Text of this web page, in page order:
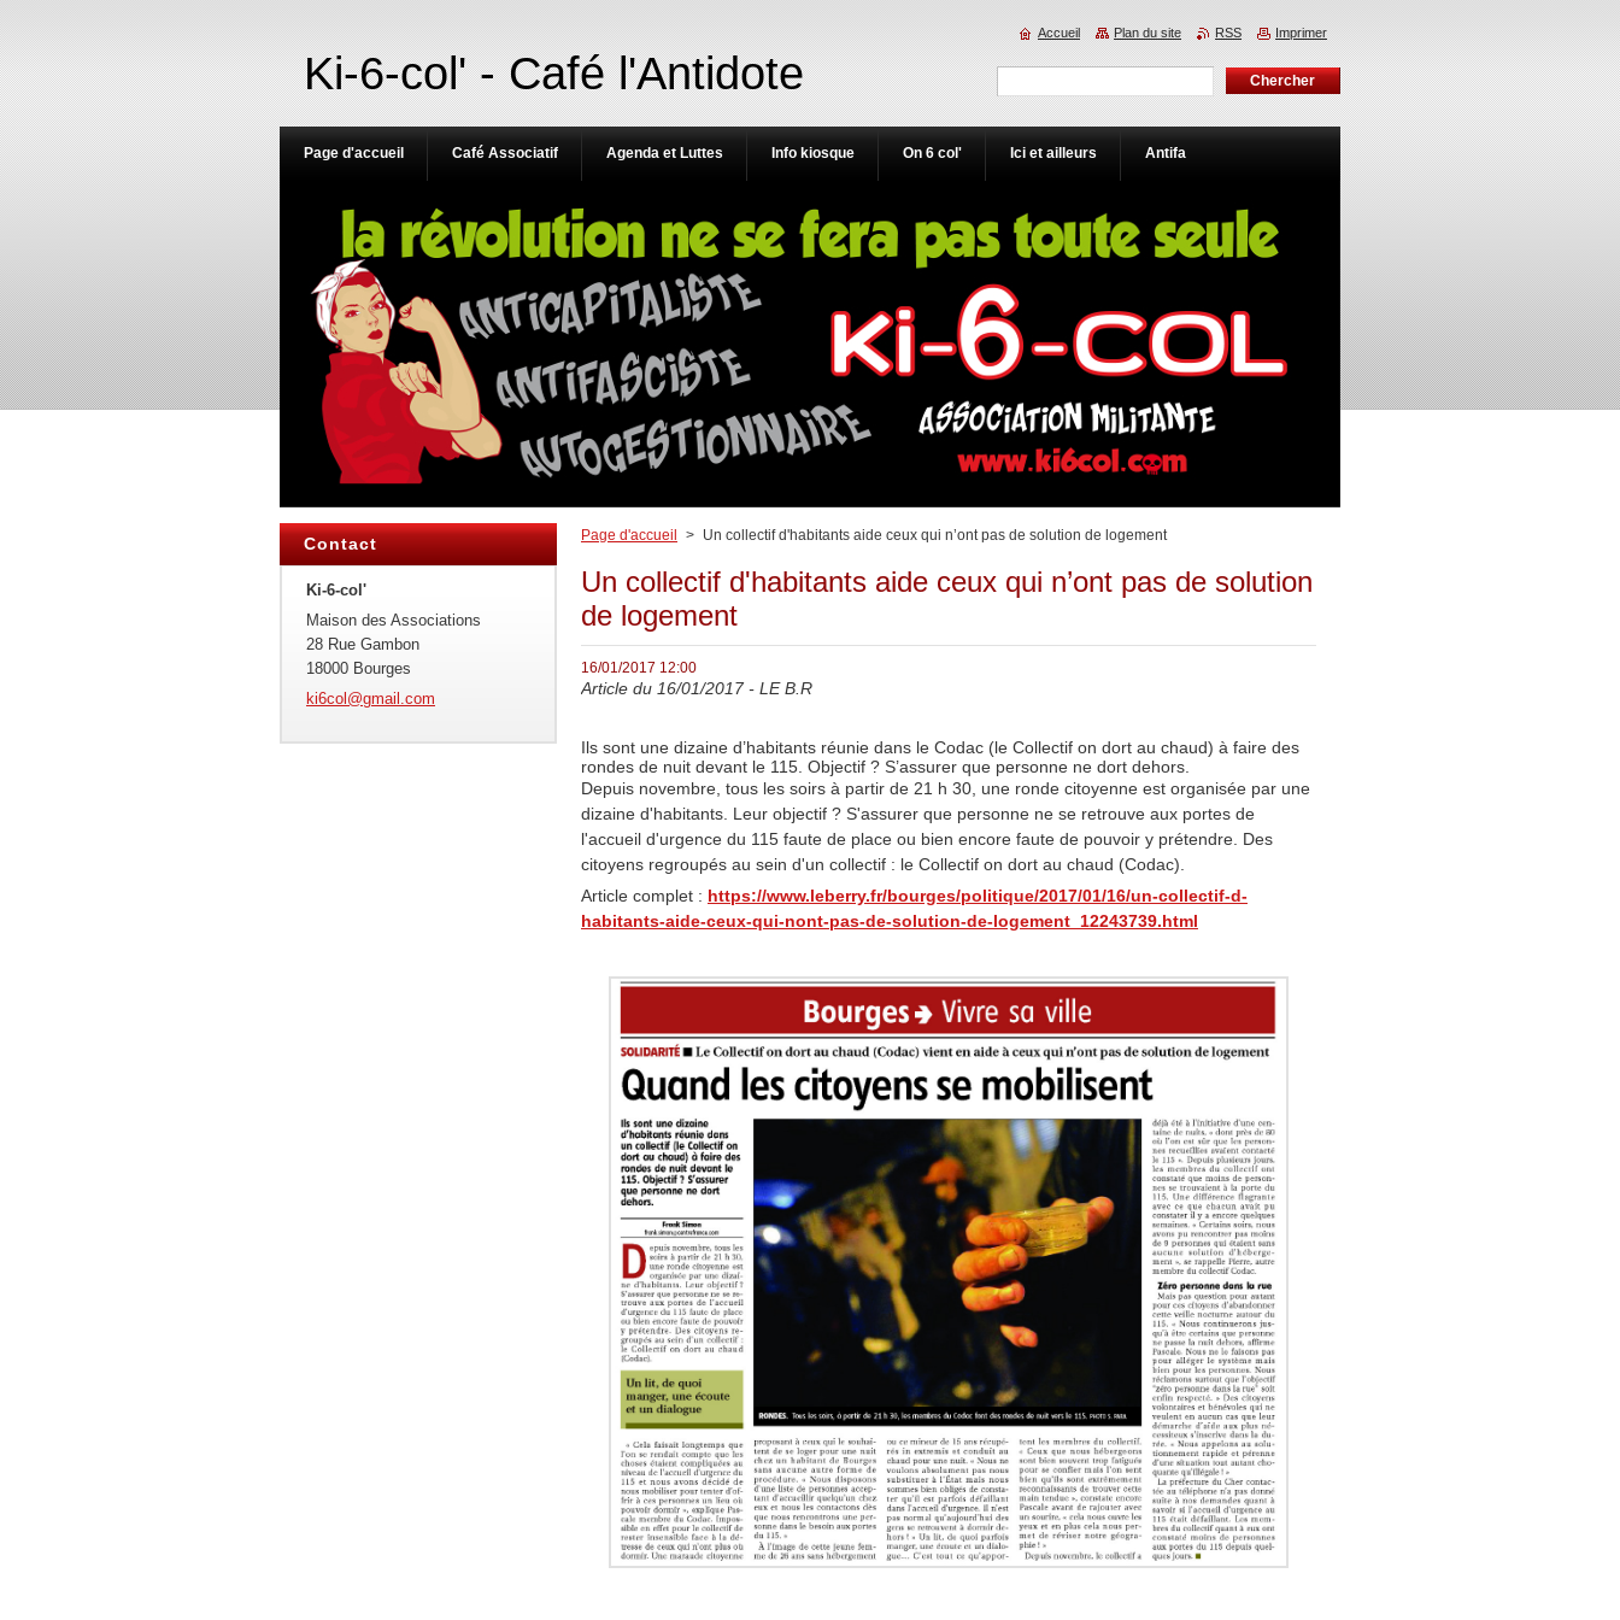
Ki-6-col' - Café l'Antidote
Page d'accueil > Un collectif d'habitants aide ceux qui n’ont pas de solution de logement
Un collectif d'habitants aide ceux qui n’ont pas de solution
de logement
16/01/2017 12:00
Article du 16/01/2017 - LE B.R
Ils sont une dizaine d’habitants réunie dans le Codac (le Collectif on dort au chaud) à faire des
rondes de nuit devant le 115. Objectif ? S’assurer que personne ne dort dehors.
Depuis novembre, tous les soirs à partir de 21 h 30, une ronde citoyenne est organisée par une
dizaine d'habitants. Leur objectif ? S'assurer que personne ne se retrouve aux portes de
l'accueil d'urgence du 115 faute de place ou bien encore faute de pouvoir y prétendre. Des
citoyens regroupés au sein d'un collectif : le Collectif on dort au chaud (Codac).
Article complet : https://www.leberry.fr/bourges/politique/2017/01/16/un-collectif-d-
habitants-aide-ceux-qui-nont-pas-de-solution-de-logement_12243739.html
Contact
Ki-6-col'
Maison des Associations
28 Rue Gambon
18000 Bourges
ki6col@gmail.com
Page d'accueil Café Associatif Agenda et Luttes Info kiosque On 6 col' Ici et ailleurs Antifa
Accueil Plan du site RSS Imprimer